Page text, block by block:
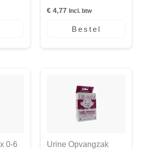
€ 4,77 Incl. btw
Bestel
0-6
Urine Opvangzak